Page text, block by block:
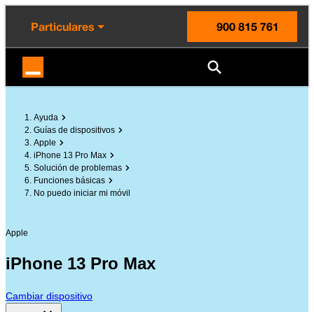
principal
la página
Particulares
900 815 761
Ayuda
Guías de dispositivos
Apple
iPhone 13 Pro Max
Solución de problemas
Funciones básicas
No puedo iniciar mi móvil
Apple
iPhone 13 Pro Max
Cambiar dispositivo